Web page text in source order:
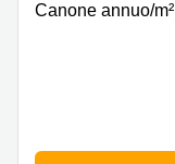
Canone annuo/m²